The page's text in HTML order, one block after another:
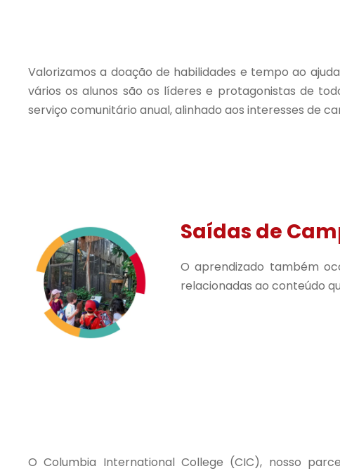
Valorizamos a doação de habilidades e tempo ao
vários os alunos são os líderes e protagonistas de
serviço comunitário anual, alinhado aos interesses de
Saídas de
O aprendizado também
relacionadas ao conteúdo
O Columbia International College (CIC), nosso